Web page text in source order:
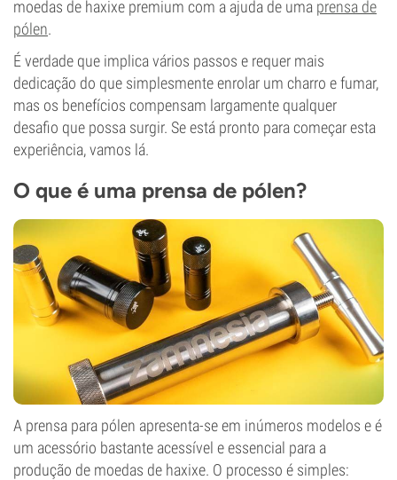
moedas de haxixe premium com a ajuda de uma prensa de
pólen.
É verdade que implica vários passos e requer mais
dedicação do que simplesmente enrolar um charro e fumar,
mas os benefícios compensam largamente qualquer
desafio que possa surgir. Se está pronto para começar esta
experiência, vamos lá.
O que é uma prensa de pólen?
A prensa para pólen apresenta-se em inúmeros modelos e é
um acessório bastante acessível e essencial para a
produção de moedas de haxixe. O processo é simples: